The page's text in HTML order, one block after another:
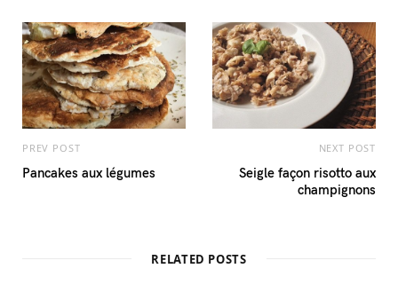
PREV POST
Pancakes aux légumes
NEXT POST
Seigle façon risotto aux
champignons
RELATED POSTS